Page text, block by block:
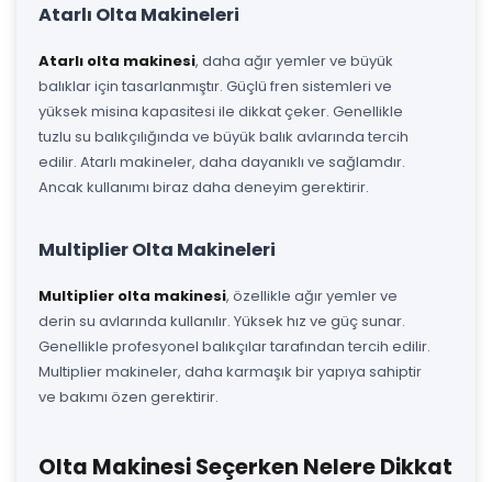
Atarlı Olta Makineleri
Atarlı olta makinesi, daha ağır yemler ve büyük
balıklar için tasarlanmıştır. Güçlü fren sistemleri ve
yüksek misina kapasitesi ile dikkat çeker. Genellikle
tuzlu su balıkçılığında ve büyük balık avlarında tercih
edilir. Atarlı makineler, daha dayanıklı ve sağlamdır.
Ancak kullanımı biraz daha deneyim gerektirir.
Multiplier Olta Makineleri
Multiplier olta makinesi, özellikle ağır yemler ve
derin su avlarında kullanılır. Yüksek hız ve güç sunar.
Genellikle profesyonel balıkçılar tarafından tercih edilir.
Multiplier makineler, daha karmaşık bir yapıya sahiptir
ve bakımı özen gerektirir.
Olta Makinesi Seçerken Nelere Dikkat